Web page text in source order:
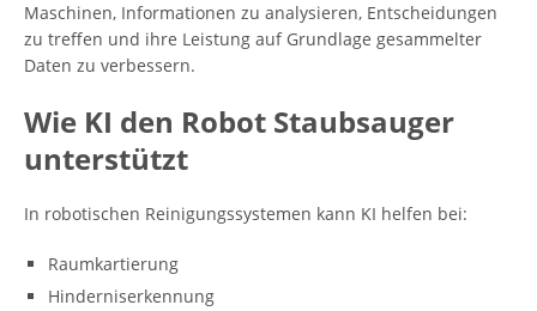
Maschinen, Informationen zu analysieren, Entscheidungen
zu treffen und ihre Leistung auf Grundlage gesammelter
Daten zu verbessern.
Wie KI den Robot Staubsauger
unterstützt
In robotischen Reinigungssystemen kann KI helfen bei:
Raumkartierung
Hinderniserkennung